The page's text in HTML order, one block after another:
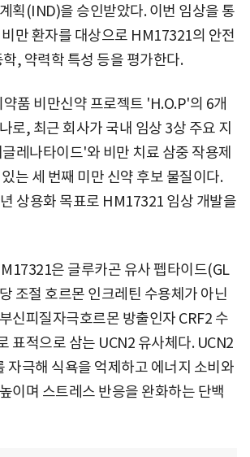
획(IND)을 승인받았다. 이번 임상을 통
만 환자를 대상으로 HM17321의 안전
, 약력학 특성 등을 평가한다.
품 비만신약 프로젝트 'H.O.P'의 6개
로, 최근 회사가 국내 임상 3상 주요 지
레나타이드'와 비만 치료 삼중 작용제
는 세 번째 미만 신약 후보 물질이다.
상용화 목표로 HM17321 임상 개발을
은 글루카곤 유사 펩타이드(GL
조절 호르몬 인크레틴 수용체가 아닌
신피질자극호르몬 방출인자 CRF2 수
표적으로 삼는 UCN2 유사체다. UCN2
자극해 식욕을 억제하고 에너지 소비와
이며 스트레스 반응을 완화하는 단백